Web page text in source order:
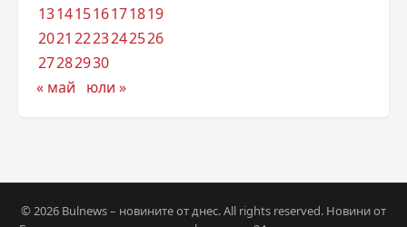
13141516171819
2021 2223242526
27282930
« май
юли »
© 2026 Bulnews – новините от днес. All rights reserved. Новини от